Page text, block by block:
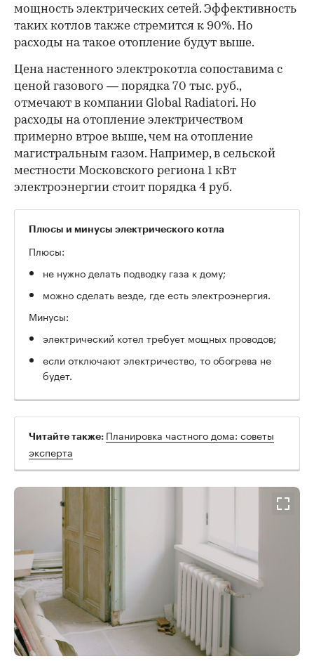
мощность электрических сетей. Эффективность
таких котлов также стремится к 90%. Но
расходы на такое отопление будут выше.
Цена настенного электрокотла сопоставима с
ценой газового — порядка 70 тыс. руб.,
отмечают в компании Global Radiatori. Но
расходы на отопление электричеством
примерно втрое выше, чем на отопление
магистральным газом. Например, в сельской
местности Московского региона 1 кВт
электроэнергии стоит порядка 4 руб.
Плюсы и минусы электрического котла
Плюсы:
не нужно делать подводку газа к дому;
можно сделать везде, где есть электроэнергия.
Минусы:
электрический котел требует мощных проводов;
если отключают электричество, то обогрева не
будет.
Читайте также: Планировка частного дома: советы
эксперта